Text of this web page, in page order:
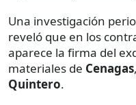
Una investigación
reveló que en los
aparece la firma del
materiales de Cenagas,
Quintero.